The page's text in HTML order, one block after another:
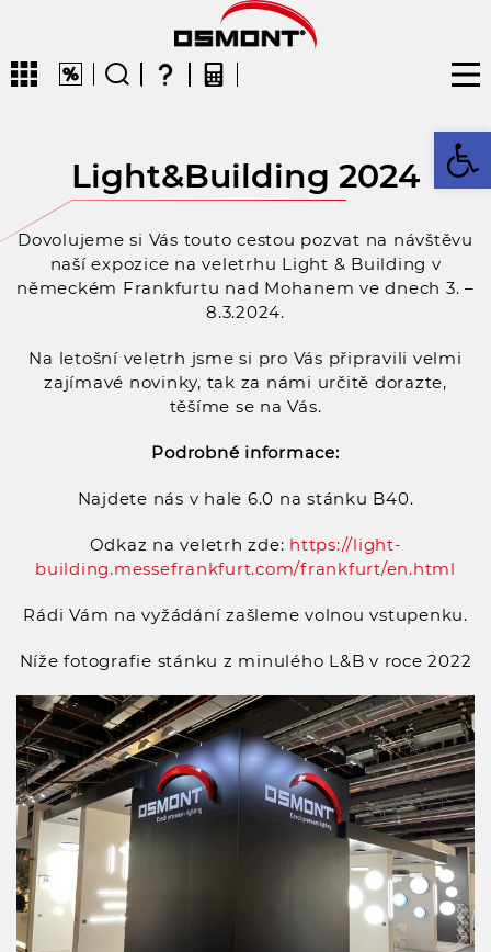
ENDEFRFIN
Light&Building 2024
Dovolujeme si Vás touto cestou pozvat na návštěvu
naší expozice na veletrhu Light & Building v
německém Frankfurtu nad Mohanem ve dnech 3. –
8.3.2024.
Na letošní veletrh jsme si pro Vás připravili velmi
zajímavé novinky, tak za námi určitě dorazte,
těšíme se na Vás.
Podrobné informace:
Najdete nás v hale 6.0 na stánku B40.
Odkaz na veletrh zde: https://light-
building.messefrankfurt.com/frankfurt/en.html
Rádi Vám na vyžádání zašleme volnou vstupenku.
Níže fotografie stánku z minulého L&B v roce 2022